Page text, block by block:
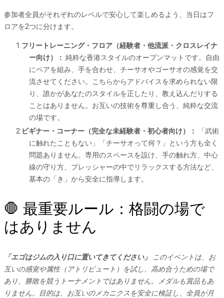
参加者全員がそれぞれのレベルで安心して楽しめるよう、当日はフ
ロアを2つに分けます。
フリートレーニング・フロア（経験者・他流派・クロスレイナ
ー向け）： 純粋な香港スタイルのオープンマットです。自由
にペアを組み、手を合わせ、チーサオやゴーサオの感覚を交
流させてください。こちらからアドバイスを求められない限
り、誰かがあなたのスタイルを正したり、教え込んだりする
ことはありません。お互いの技術を尊重し合う、純粋な交流
の場です。
ビギナー・コーナー（完全な未経験者・初心者向け）：
「武術
に触れたこともない」「チーサオって何？」という方も全く
問題ありません。専用のスペースを設け、手の触れ方、中心
線の守り方、プレッシャーの中でリラックスする方法など、
基本の「き」から安全に指導します。
🛑 最重要ルール：格闘の場で
はありません
「エゴはジムの入り口に置いてきてください」
このイベントは、お
互いの感覚や属性（アトリビュート）を試し、高め合うための場で
あり、勝敗を競うトーナメントではありません。メダルも賞品もあ
りません。目的は、お互いのメカニクスを安全に検証し、全員が月